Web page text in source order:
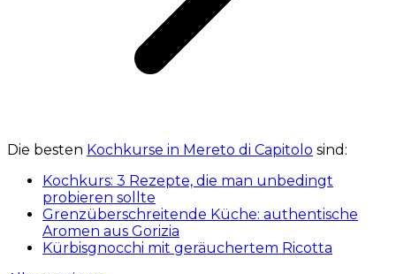
Die besten Kochkurse in Mereto di Capitolo sind:
Kochkurs: 3 Rezepte, die man unbedingt
probieren sollte
Grenzüberschreitende Küche: authentische
Aromen aus Gorizia
Kürbisgnocchi mit geräuchertem Ricotta